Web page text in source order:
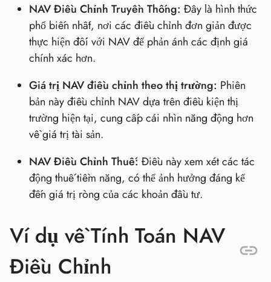
NAV Điều Chỉnh Truyền Thống: Đây là hình thức
phổ biến nhất, nơi các điều chỉnh đơn giản được
thực hiện đối với NAV để phản ánh các định giá
chính xác hơn.
Giá trị NAV điều chỉnh theo thị trường: Phiên
bản này điều chỉnh NAV dựa trên điều kiện thị
trường hiện tại, cung cấp cái nhìn năng động hơn
về giá trị tài sản.
NAV Điều Chỉnh Thuế: Điều này xem xét các tác
động thuế tiềm năng, có thể ảnh hưởng đáng kể
đến giá trị ròng của các khoản đầu tư.
Ví dụ về Tính Toán NAV
Điều Chỉnh